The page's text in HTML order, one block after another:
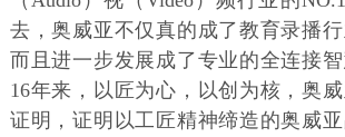
去，奥威亚不仅真的成了教育录播行
而且进一步发展成了专业的全连接智
16年来，以匠为心，以创为核，奥
证明，证明以工匠精神缔造的奥威